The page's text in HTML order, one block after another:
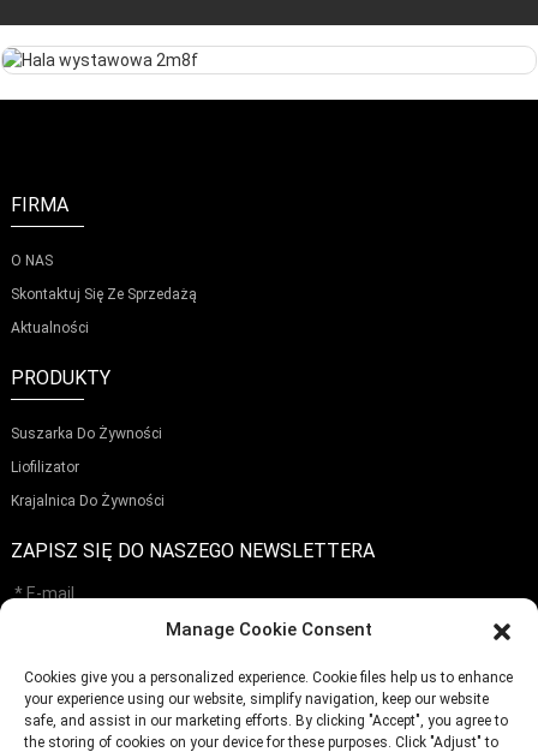
FIRMA
O NAS
Skontaktuj Się Ze Sprzedażą
Aktualności
PRODUKTY
Suszarka Do Żywności
Liofilizator
Krajalnica Do Żywności
ZAPISZ SIĘ DO NASZEGO NEWSLETTERA
Składać
Manage Cookie Consent
Cookies give you a personalized experience. Cookie files help us to enhance
your experience using our website, simplify navigation, keep our website
safe, and assist in our marketing efforts. By clicking "Accept", you agree to
the storing of cookies on your device for these purposes. Click "Adjust" to